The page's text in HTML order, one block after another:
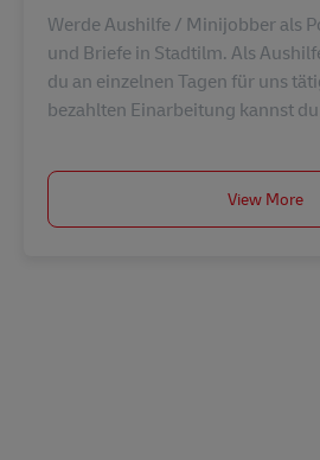
Werde Aushilfe / Minijobber als
und Briefe in Stadtilm. Als
du an einzelnen Tagen für uns
bezahlten Einarbeitung kannst
View More